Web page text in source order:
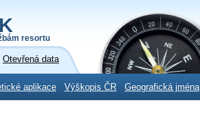
resortu
Otevřená data
aplikace Výškopis ČR Geografická jména